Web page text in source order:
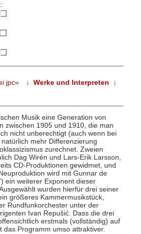
jpc« ↓ Werke und Interpreten ↓
Musik eine Generation von
zwischen 1905 und 1910, die man
nicht unberechtigt (auch wenn bei
mehr Differenzierung
zurechnet. Zweien
Dag Wirén und Lars-Erik Larsson,
CD-Produktionen gewidmet, und
wird mit Gunnar de
ein weiterer Exponent dieser
wurden hierfür drei seiner
größeres Kammermusikstück,
Rundfunkorchester unter der
Ivan Repušić. Dass die drei
erstmals (vollständig) auf
das Programm umso attraktiver.